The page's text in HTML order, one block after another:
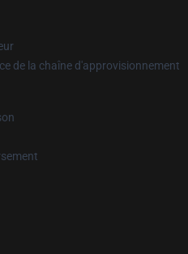
de la chaîne d'approvisionnement